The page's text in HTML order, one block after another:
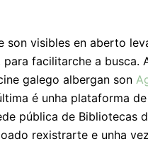
son visibles en aberto
para facilitarche a busca.
galego albergan son
é unha plataforma de
pública de Bibliotecas
rexistrarte e unha